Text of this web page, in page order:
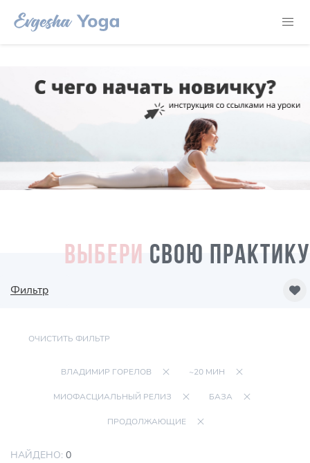
ВЫБЕРИ СВОЮ ПРАКТИКУ
Фильтр
ОЧИСТИТЬ ФИЛЬТР
ВЛАДИМИР ГОРЕЛОВ ~20 МИН
МИОФАСЦИАЛЬНЫЙ РЕЛИЗ БАЗА
ПРОДОЛЖАЮЩИЕ
НАЙДЕНО: 0